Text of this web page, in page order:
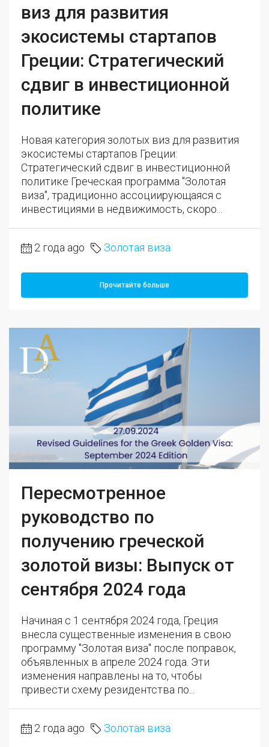
виз для развития
экосистемы стартапов
Греции: Стратегический
сдвиг в инвестиционной
политике
Новая категория золотых виз для развития
экосистемы стартапов Греции:
Стратегический сдвиг в инвестиционной
политике Греческая программа "Золотая
виза", традиционно ассоциирующаяся с
инвестициями в недвижимость, скоро...
2 года ago Золотая виза
Прочитайте больше
Пересмотренное
руководство по
получению греческой
золотой визы: Выпуск от
сентября 2024 года
Начиная с 1 сентября 2024 года, Греция
внесла существенные изменения в свою
программу "Золотая виза" после поправок,
объявленных в апреле 2024 года. Эти
изменения направлены на то, чтобы
привести схему резидентства по...
2 года ago Золотая виза